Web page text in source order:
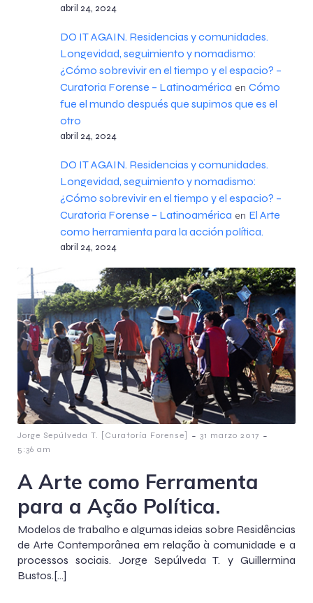
abril 24, 2024
DO IT AGAIN. Residencias y comunidades.
Longevidad, seguimiento y nomadismo:
¿Cómo sobrevivir en el tiempo y el espacio? –
Curatoria Forense – Latinoamérica en Cómo
fue el mundo después que supimos que es el
otro
abril 24, 2024
DO IT AGAIN. Residencias y comunidades.
Longevidad, seguimiento y nomadismo:
¿Cómo sobrevivir en el tiempo y el espacio? –
Curatoria Forense – Latinoamérica en El Arte
como herramienta para la acción política.
abril 24, 2024
Jorge Sepúlveda T. [Curatoría Forense] - 31 marzo 2017 -
5:36 am
A Arte como Ferramenta
para a Ação Política.
Modelos de trabalho e algumas ideias sobre Residências
de Arte Contemporânea em relação à comunidade e a
processos sociais. Jorge Sepúlveda T. y Guillermina
Bustos.[…]